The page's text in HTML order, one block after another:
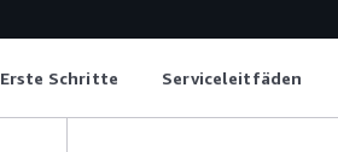
Erste Schritte Serviceleitfäden